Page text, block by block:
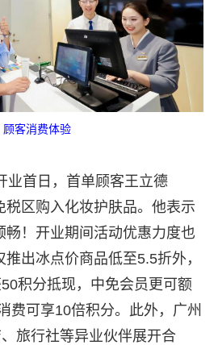
顾客消费体验
业首日，首单顾客王立德
税区购入化妆护肤品。他表示
畅！开业期间活动优惠力度也
出冰点价商品低至5.5折外，
积分抵现，中免会员更可额
费可享10倍积分。此外，广州
旅行社等异业伙伴展开合